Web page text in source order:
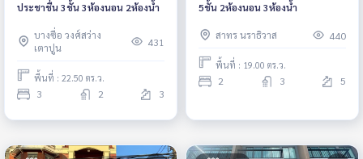
ประชาชื่น 3ชั้น 3ห้องนอน 2ห้องน้ำ
บางซื่อ วงศ์สว่าง
เตาปูน
431
พื้นที่ : 22.50 ตร.ว.
3 2 3
5ชั้น 2ห้องนอน 3ห้องน้ำ
สาทร นราธิวาส 440
พื้นที่ : 19.00 ตร.ว.
2 3 5